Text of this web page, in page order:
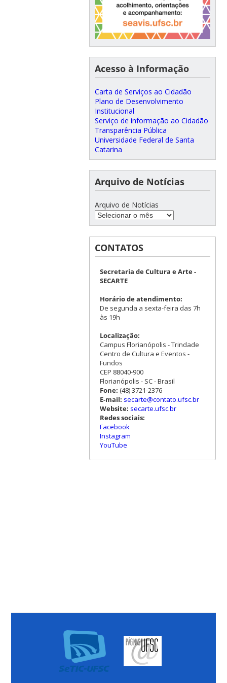
Acesso à Informação
Carta de Serviços ao Cidadão
Plano de Desenvolvimento
Institucional
Serviço de informação ao Cidadão
Transparência Pública
Universidade Federal de Santa
Catarina
Arquivo de Notícias
Arquivo de Notícias
CONTATOS
Secretaria de Cultura e Arte -
SECARTE
Horário de atendimento:
De segunda a sexta-feira das 7h
às 19h
Localização:
Campus Florianópolis - Trindade
Centro de Cultura e Eventos -
Fundos
CEP 88040-900
Florianópolis - SC - Brasil
Fone: (48) 3721-2376
E-mail: secarte@contato.ufsc.br
Website: secarte.ufsc.br
Redes sociais:
Facebook
Instagram
YouTube